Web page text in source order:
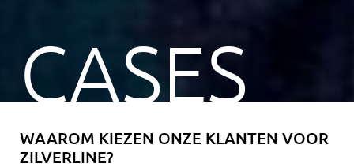
CASES
WAAROM KIEZEN ONZE KLANTEN VOOR
ZILVERLINE?